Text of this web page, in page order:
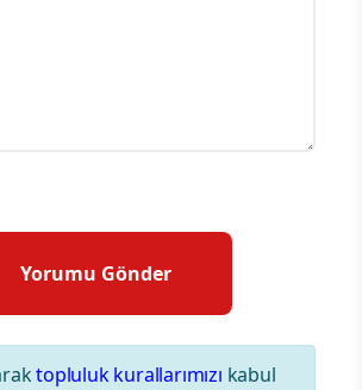
topluluk kurallarımızı kabul